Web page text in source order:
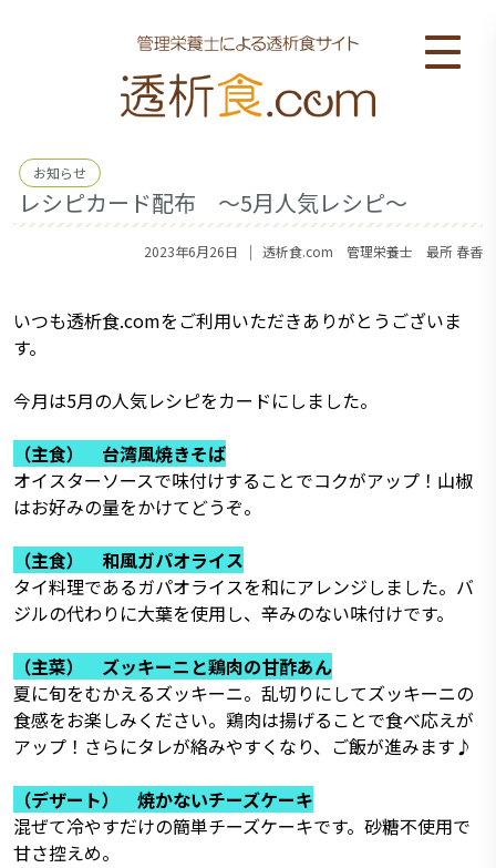
お知らせ
レシピカード配布 ～5月人気レシピ～
2023年6月26日 ｜ 透析食.com 管理栄養士 最所 春香
いつも透析食.comをご利用いただきありがとうございま
す。
今月は5月の人気レシピをカードにしました。
（主食） 台湾風焼きそば
オイスターソースで味付けすることでコクがアップ！山椒
はお好みの量をかけてどうぞ。
（主食） 和風ガパオライス
タイ料理であるガパオライスを和にアレンジしました。バ
ジルの代わりに大葉を使用し、辛みのない味付けです。
（主菜） ズッキーニと鶏肉の甘酢あん
夏に旬をむかえるズッキーニ。乱切りにしてズッキーニの
食感をお楽しみください。鶏肉は揚げることで食べ応えが
アップ！さらにタレが絡みやすくなり、ご飯が進みます♪
（デザート） 焼かないチーズケーキ
混ぜて冷やすだけの簡単チーズケーキです。砂糖不使用で
甘さ控えめ。